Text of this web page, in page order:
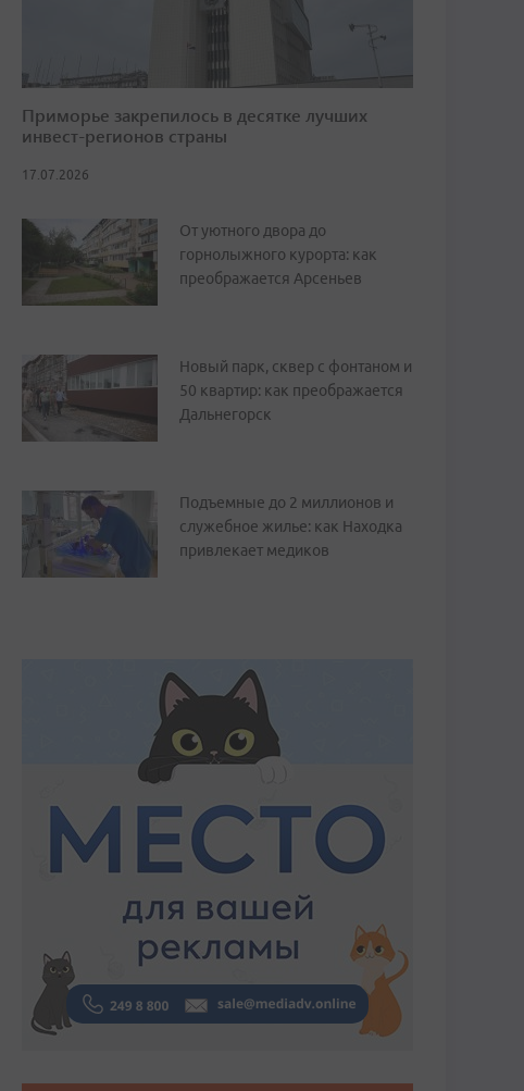
Приморье закрепилось в десятке лучших
инвест-регионов страны
17.07.2026
От уютного двора до
горнолыжного курорта: как
преображается Арсеньев
Новый парк, сквер с фонтаном и
50 квартир: как преображается
Дальнегорск
Подъемные до 2 миллионов и
служебное жилье: как Находка
привлекает медиков